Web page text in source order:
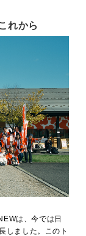
れから
は、今では日
しました。このト